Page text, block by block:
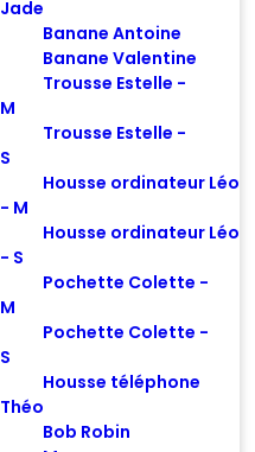
Jade
Banane Antoine
Banane Valentine
Trousse Estelle -
M
Trousse Estelle -
S
Housse ordinateur Léo
- M
Housse ordinateur Léo
- S
Pochette Colette -
M
Pochette Colette -
S
Housse téléphone
Théo
Bob Robin
INFOS RÉGLEMENTAIRES
Politique de confidentialité
Mentions légales
NEWSLETTER